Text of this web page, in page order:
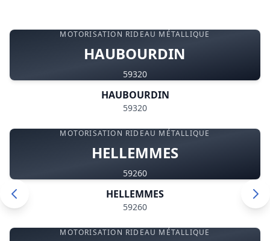
MOTORISATION RIDEAU MÉTALLIQUE
HAUBOURDIN
59320
HAUBOURDIN
59320
MOTORISATION RIDEAU MÉTALLIQUE
HELLEMMES
59260
HELLEMMES
59260
MOTORISATION RIDEAU MÉTALLIQUE